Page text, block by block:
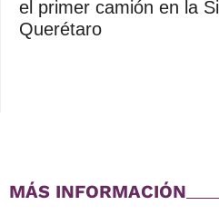
el primer camión en la
Querétaro
MÁS INFORMACIÓN